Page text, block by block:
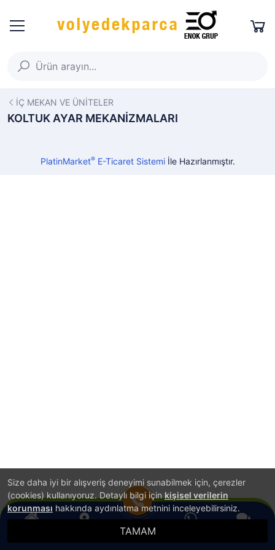
Size daha iyi bir alışveriş deneyimi sunabilmek için, çerezler
(cookies) kullanıyoruz. Detaylı bilgi için kişisel verilerin
korunması hakkında aydınlatma metnini inceleyebilirsiniz.
TAMAM
Hemen Ara
İÇ MEKAN VE ÜNİTELER
KOLTUK AYAR MEKANİZMALARI
PlatinMarket®E-Ticaret Sistemiİle Hazırlanmıştır.